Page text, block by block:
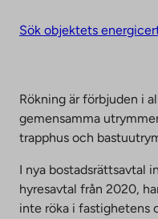
Sök objektets
Rökning är förbjuden i
gemensamma
trapphus och
I nya bostadsrättsavtal
hyresavtal från 2020,
inte röka i fastighetens